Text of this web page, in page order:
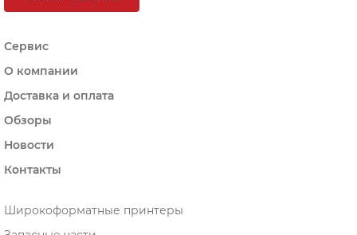
Сервис
О компании
Доставка и оплата
Обзоры
Новости
Контакты
Широкоформатные принтеры